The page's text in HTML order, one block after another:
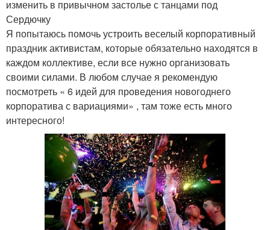
изменить в привычном застолье с танцами под
Сердючку
Я попытаюсь помочь устроить веселый корпоративный
праздник активистам, которые обязательно находятся в
каждом коллективе, если все нужно организовать
своими силами. В любом случае я рекомендую
посмотреть « 6 идей для проведения новогоднего
корпоратива с вариациями» , там тоже есть много
интересного!